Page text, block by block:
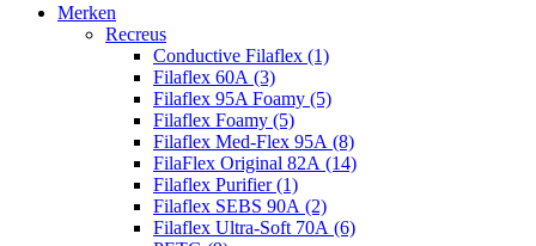
Merken
Recreus
Conductive Filaflex (1)
Filaflex 60A (3)
Filaflex 95A Foamy (5)
Filaflex Foamy (5)
Filaflex Med-Flex 95A (8)
FilaFlex Original 82A (14)
Filaflex Purifier (1)
Filaflex SEBS 90A (2)
Filaflex Ultra-Soft 70A (6)